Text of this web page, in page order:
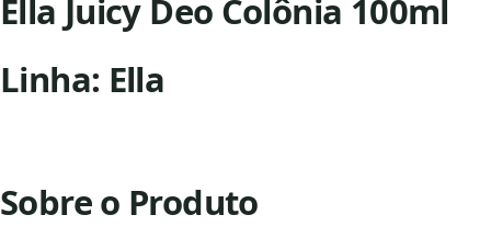
Ella Juicy Deo Colônia 100ml
Linha: Ella
Sobre o Produto